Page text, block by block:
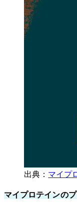
出典： マイプ
マイプロテインの